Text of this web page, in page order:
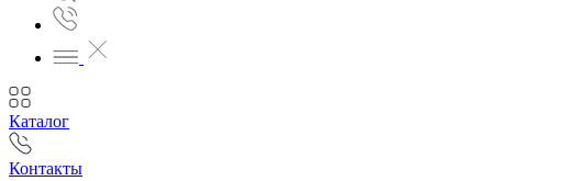
Каталог
Контакты